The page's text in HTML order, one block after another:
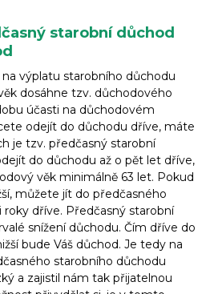
starobní důchod
výplatu starobního důchodu
dosáhne tzv. důchodového
účasti na důchodovém
odejít do důchodu dříve, máte
je tzv. předčasný starobní
do důchodu až o pět let dříve,
věk minimálně 63 let. Pokud
můžete jít do předčasného
dříve. Předčasný starobní
snížení důchodu. Čím dříve do
bude Váš důchod. Je tedy na
starobního důchodu
a zajistil nám tak přijatelnou